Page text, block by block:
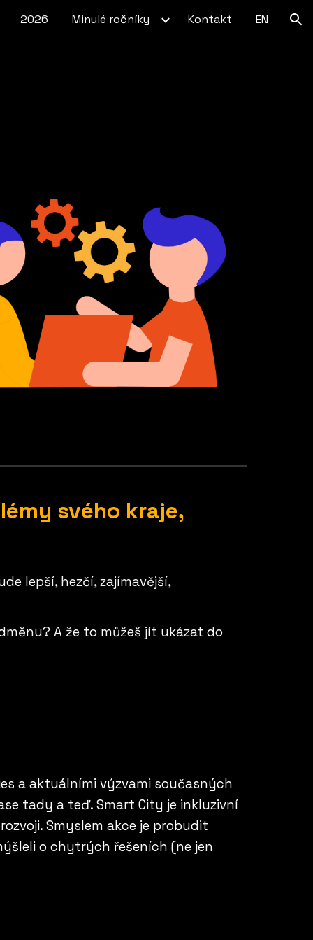
2026 Minulé ročníky Kontakt EN
svého kraje,
lepší, hezčí, zajímavější,
A že to můžeš jít ukázat do
a aktuálními výzvami současných
tady a teď. Smart City je inkluzivní
Smyslem akce je probudit
o chytrých řešeních (ne jen